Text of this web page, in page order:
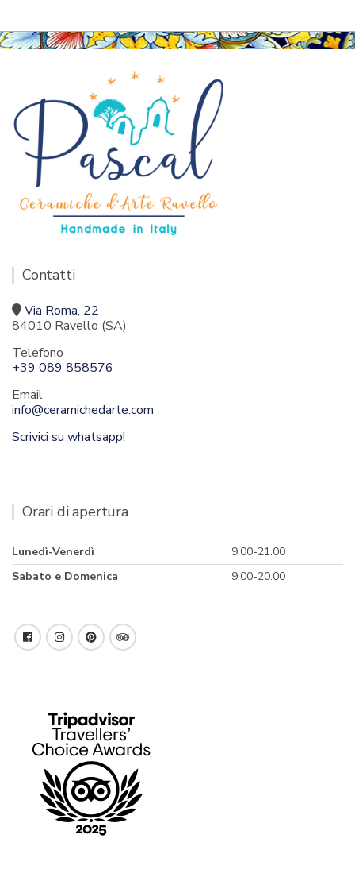
Contatti
Via Roma, 22
84010 Ravello (SA)
Telefono
+39 089 858576
Email
info@ceramichedarte.com
Scrivici su whatsapp!
Orari di apertura
Lunedì-Venerdì
9.00-21.00
Sabato e Domenica
9.00-20.00